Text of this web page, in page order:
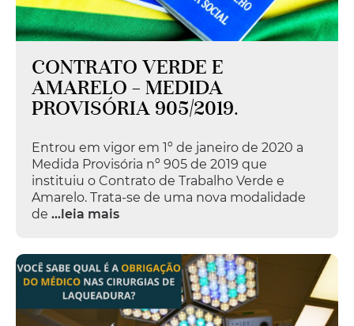
CONTRATO VERDE E
AMARELO – MEDIDA
PROVISÓRIA 905/2019.
Entrou em vigor em 1º de janeiro de 2020 a
Medida Provisória nº 905 de 2019 que
instituiu o Contrato de Trabalho Verde e
Amarelo. Trata-se de uma nova modalidade
de ...leia mais